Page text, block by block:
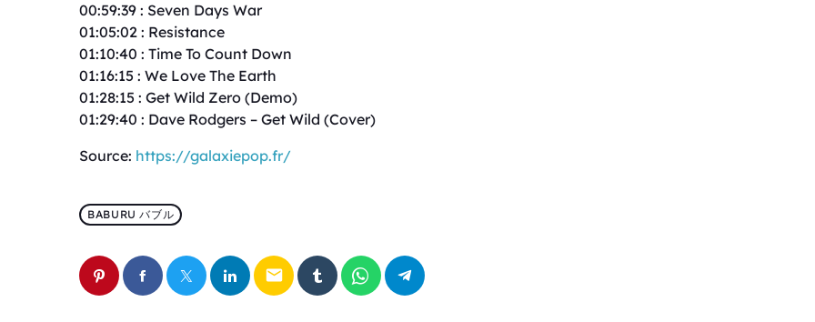
00:59:39 : Seven Days War
01:05:02 : Resistance
01:10:40 : Time To Count Down
01:16:15 : We Love The Earth
01:28:15 : Get Wild Zero (Demo)
01:29:40 : Dave Rodgers – Get Wild (Cover)
Source: https://galaxiepop.fr/
BABURU バブル
email